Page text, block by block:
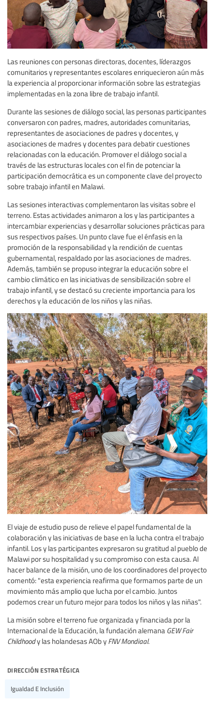
Las reuniones con personas directoras, docentes, líderazgos
comunitarios y representantes escolares enriquecieron aún más
la experiencia al proporcionar información sobre las estrategias
implementadas en la zona libre de trabajo infantil.
Durante las sesiones de diálogo social, las personas participantes
conversaron con padres, madres, autoridades comunitarias,
representantes de asociaciones de padres y docentes, y
asociaciones de madres y docentes para debatir cuestiones
relacionadas con la educación. Promover el diálogo social a
través de las estructuras locales con el fin de potenciar la
participación democrática es un componente clave del proyecto
sobre trabajo infantil en Malawi.
Las sesiones interactivas complementaron las visitas sobre el
terreno. Estas actividades animaron a los y las participantes a
intercambiar experiencias y desarrollar soluciones prácticas para
sus respectivos países. Un punto clave fue el énfasis en la
promoción de la responsabilidad y la rendición de cuentas
gubernamental, respaldado por las asociaciones de madres.
Además, también se propuso integrar la educación sobre el
cambio climático en las iniciativas de sensibilización sobre el
trabajo infantil, y se destacó su creciente importancia para los
derechos y la educación de los niños y las niñas.
El viaje de estudio puso de relieve el papel fundamental de la
colaboración y las iniciativas de base en la lucha contra el trabajo
infantil. Los y las participantes expresaron su gratitud al pueblo de
Malawi por su hospitalidad y su compromiso con esta causa. Al
hacer balance de la misión, uno de los coordinadores del proyecto
comentó: "esta experiencia reafirma que formamos parte de un
movimiento más amplio que lucha por el cambio. Juntos
podemos crear un futuro mejor para todos los niños y las niñas".
La misión sobre el terreno fue organizada y financiada por la
Internacional de la Educación, la fundación alemana GEW Fair
Childhoody las holandesas AOb y FNV Mondiaal.
dirección estratégica
Igualdad E Inclusión